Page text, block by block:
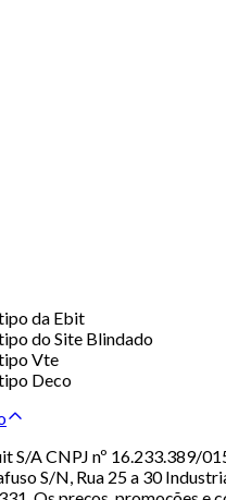
S/A CNPJ nº 16.233.389/
S/N, Rua 25 a 30